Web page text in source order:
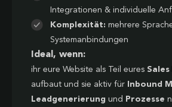
Integrationen & individuelle
Komplexität: mehrere
Systemanbindungen
Ideal, wenn:
ihr eure Website als Teil eures Sales
aufbaut und sie aktiv für
Inbound
Leadgenerierung und Prozesse